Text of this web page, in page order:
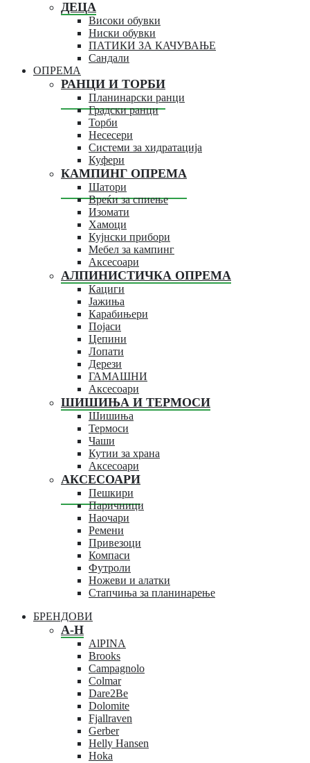
ДЕЦА
Високи обувки
Ниски обувки
ПАТИКИ ЗА КАЧУВАЊЕ
Сандали
ОПРЕМА
РАНЦИ И ТОРБИ
Планинарски ранци
Градски ранци
Торби
Несесери
Системи за хидратација
Куфери
КАМПИНГ ОПРЕМА
Шатори
Вреќи за спиење
Изомати
Хамоци
Кујнски прибори
Мебел за кампинг
Аксесоари
АЛПИНИСТИЧКА ОПРЕМА
Кациги
Јажиња
Карабињери
Појаси
Цепини
Лопати
Дерези
ГАМАШНИ
Аксесоари
ШИШИЊА И ТЕРМОСИ
Шишиња
Термоси
Чаши
Кутии за храна
Аксесоари
АКСЕСОАРИ
Пешкири
Паричници
Наочари
Ремени
Привезоци
Компаси
Футроли
Ножеви и алатки
Стапчиња за планинарење
БРЕНДОВИ
A-H
AlPINA
Brooks
Campagnolo
Colmar
Dare2Be
Dolomite
Fjallraven
Gerber
Helly Hansen
Hoka